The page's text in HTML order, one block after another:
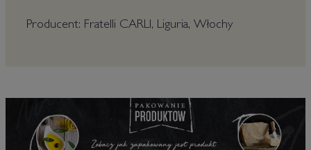
Producent: Fratelli CARLI, Liguria, Włochy